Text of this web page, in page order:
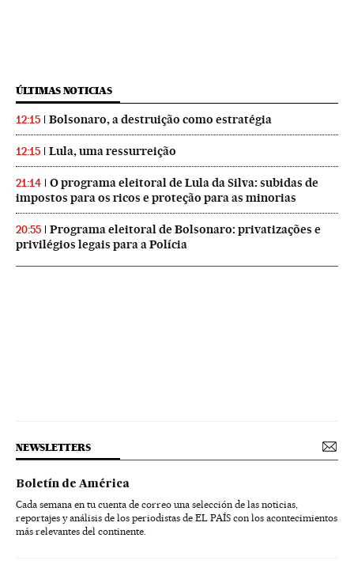
ÚLTIMAS NOTICIAS
12:15 Bolsonaro, a destruição como estratégia
12:15 Lula, uma ressurreição
21:14
O programa eleitoral de Lula da Silva: subidas de
impostos para os ricos e proteção para as minorias
20:55
Programa eleitoral de Bolsonaro: privatizações e
privilégios legais para a Polícia
NEWSLETTERS
Boletín de América
Cada semana en tu cuenta de correo una selección de las noticias,
reportajes y análisis de los periodistas de EL PAÍS con los acontecimientos
más relevantes del continente.